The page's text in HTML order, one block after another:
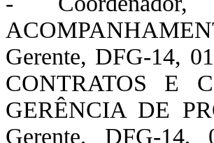
Gerente, DFG-14,
CONTRATOS E
GERÊNCIA DE
Gerente, DFG-